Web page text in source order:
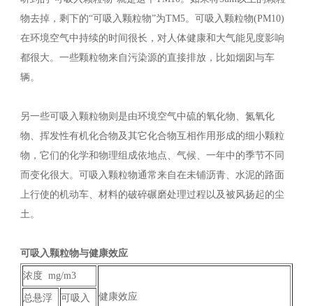
物去掉，剩下的“可吸入颗粒物”为TM5。可吸入颗粒物(PM10)
在环境空气中持续的时间很长，对人体健康和大气能见度影响
都很大。一些颗粒物来自污染源的直接排放，比如烟囱与车
辆。
另一些可吸入颗粒物则是由环境空气中硫的氧化物、氮氧化
物、挥发性有机化合物及其它化合物互相作用形成的细小颗粒
物，它们的化学和物理组成依地点、气候、一年中的季节不同
而变化很大。可吸入颗粒物通常来自在未铺沥青、水泥的路面
上行使的机动车、材料的破碎碾磨处理过程以及被风扬起的尘
土。
可吸入颗粒物与健康效应
浓度 mg/m3
健康效应
总悬浮
可吸入